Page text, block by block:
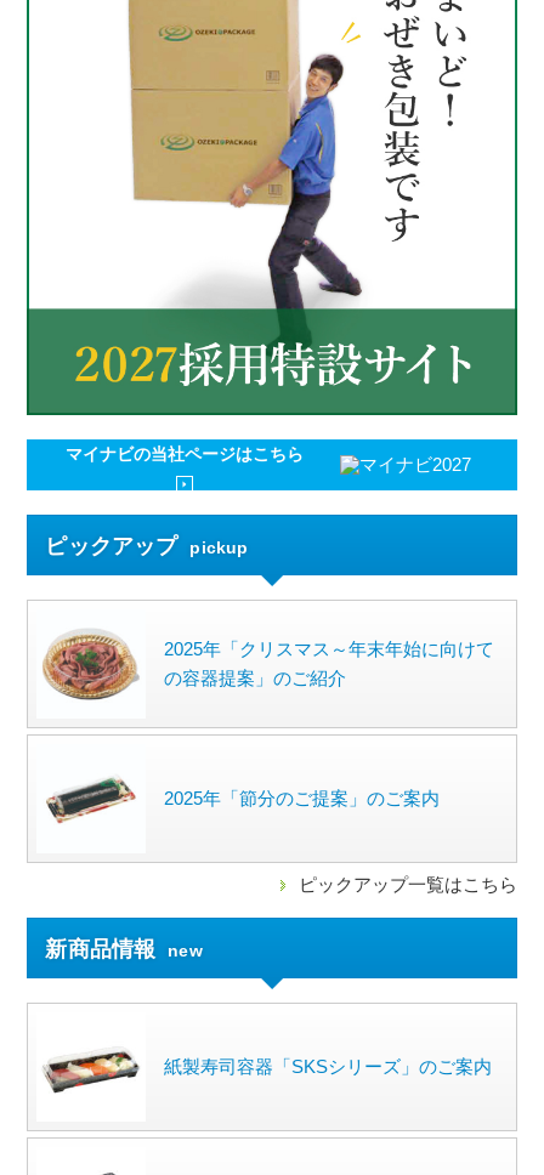
マイナビの当社ページはこちら
ピックアップ pickup
2025年「クリスマス～年末年始に向けて
の容器提案」のご紹介
2025年「節分のご提案」のご案内
ピックアップ一覧はこちら
新商品情報 new
紙製寿司容器「SKSシリーズ」のご案内